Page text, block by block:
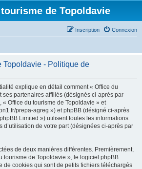
de Topoldavie
Connexion
Inscription
Topoldavie - Politique de
explique en détail comment « Office du
ses partenaires affiliés (désignés ci-après par
« Office du tourisme de Topoldavie » et
prepa-agreg ») et phpBB (désigné ci-après
Limited ») utilisent toutes les informations
d’utilisation de votre part (désignées ci-après par
de deux manières différentes. Premièrement,
tourisme de Topoldavie », le logiciel phpBB
de cookies qui sont de petits fichiers téléchargés